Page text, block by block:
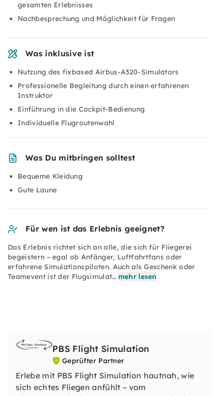
gesamten Erlebnisses
Nachbesprechung und Möglichkeit für Fragen
Was inklusive ist
Nutzung des fixbased Airbus-A320-Simulators
Professionelle Begleitung durch einen erfahrenen
Instruktor
Einführung in die Cockpit-Bedienung
Individuelle Flugroutenwahl
Was Du mitbringen solltest
Bequeme Kleidung
Gute Laune
Für wen ist das Erlebnis geeignet?
Das Erlebnis richtet sich an alle, die sich für Fliegerei
begeistern – egal ob Anfänger, Luftfahrtfans oder
erfahrene Simulationspiloten. Auch als Geschenk oder
Teamevent ist der Flugsimulat… mehr lesen
PBS Flight Simulation
Geprüfter Partner
Erlebe mit PBS Flight Simulation hautnah, wie
sich echtes Fliegen anfühlt – vom